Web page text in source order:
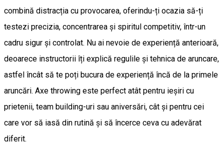
combină distracția cu provocarea, oferindu-ți ocazia să-ți
testezi precizia, concentrarea și spiritul competitiv, într-un
cadru sigur și controlat. Nu ai nevoie de experiență anterioară,
deoarece instructorii îți explică regulile și tehnica de aruncare,
astfel încât să te poți bucura de experiență încă de la primele
aruncări. Axe throwing este perfect atât pentru ieșiri cu
prietenii, team building-uri sau aniversări, cât și pentru cei
care vor să iasă din rutină și să încerce ceva cu adevărat
diferit.